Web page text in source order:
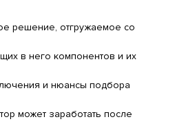
решение, отгружаемое со
в него компонентов и их
и нюансы подбора
может заработать после